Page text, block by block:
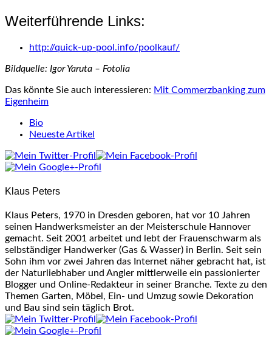
Weiterführende Links:
http://quick-up-pool.info/poolkauf/
Bildquelle: Igor Yaruta – Fotolia
Das könnte Sie auch interessieren: Mit Commerzbanking zum
Eigenheim
following
tabs
change
below.
Bio
Neueste Artikel
Klaus Peters
Klaus Peters, 1970 in Dresden geboren, hat vor 10 Jahren
seinen Handwerksmeister an der Meisterschule Hannover
gemacht. Seit 2001 arbeitet und lebt der Frauenschwarm als
selbständiger Handwerker (Gas & Wasser) in Berlin. Seit sein
Sohn ihm vor zwei Jahren das Internet näher gebracht hat, ist
der Naturliebhaber und Angler mittlerweile ein passionierter
Blogger und Online-Redakteur in seiner Branche. Texte zu den
Themen Garten, Möbel, Ein- und Umzug sowie Dekoration
und Bau sind sein täglich Brot.